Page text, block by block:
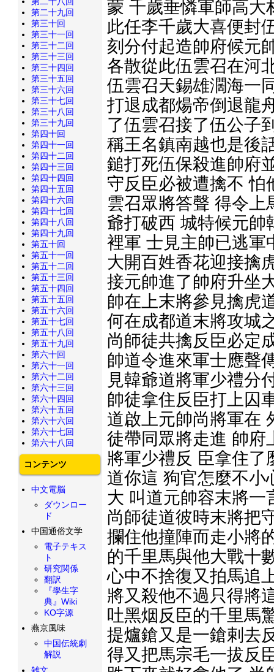
蒙 千歲垂憐軍師高大
此任李千歲大喜便封
刻分付起造帥府候元
各散從此伍雲召在河
伍雲召天錫雄濶海一
打退成都煬帝倒退龍
了伍雲召接了伍公子
稱王名鎮南越也是後
鎚打死伍保殺進帥府
守反臣必被遭擒不 怕
雲召眾將答聲 得令上
爺打破西 城特候元帥
裡軍 士見主帥已逃軍
大開百姓香花迎接擒
接元帥進了帥府升坐
帥在上末將參見擒虎
何在成都道末將攻城
尚師徒共擒反臣必定
帥道令進來軍士應聲
見韓爺道將軍少禮分
帥徒拿住反臣打上囚
道啟上元帥尚將軍在
徒帶同眾將走進 帥府
將軍少禮反 臣拿住了
道你這 狗官怎麼不小
大 叫道元帥容末將一
尚師徒道彼時末將把
攔住他撞陣而走小將
的千里馬與他大戰十
心中不捨復又拍馬追
將又殺他不過只得將
吐黑烟反臣的千里馬
提爐鎗又是一鎗剌去
得又把馬宗毛一拔反
第二十九回
第三十回
第三十一回
第三十二回
第三十三回
第三十四回
第三十五回
第三十六回
第三十七回
第三十八回
第三十九回
第四十回
第四十一回
第四十二回
第四十三回
第四十四回
第四十五回
第四十六回
第四十七回
第四十八回
第四十九回
第五十回
第五十一回
第五十二回
第五十三回
第五十四回
第五十五回
第五十六回
第五十七回
第五十八回
第五十九回
第六十回
第六十一回
第六十二回
第六十三回
第六十四回
第六十五回
第六十六回
第六十七回
第六十八回
コンテンツ
中文電脳
ダウンロー
ド
中国通俗文学
電子テキス
ト
研究関係
翻訳
『學生字
典』Wiki
KO字源
燕京風味
中国伝統劇
解説
雑文